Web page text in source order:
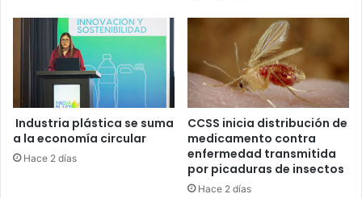
Industria plástica se suma
a la economía circular
Hace 2 días
CCSS inicia distribución de
medicamento contra
enfermedad transmitida
por picaduras de insectos
Hace 2 días